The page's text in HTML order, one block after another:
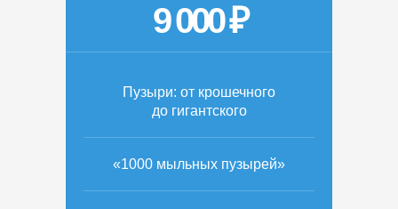
9 000 ₽
Пузыри: от крошечного
до гигантского
«1000 мыльных пузырей»